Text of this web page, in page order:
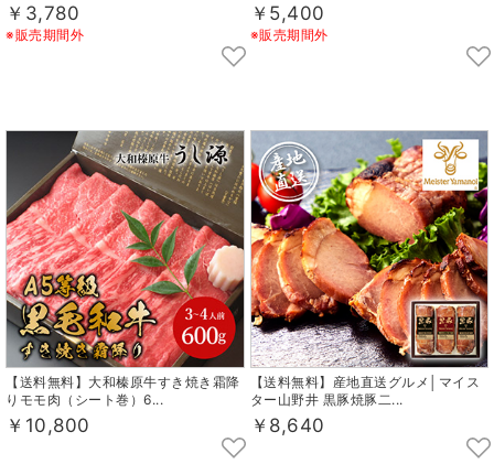
￥3,780
※販売期間外
￥5,400
※販売期間外
【送料無料】大和榛原牛すき焼き霜降
りモモ肉（シート巻）6...
￥10,800
【送料無料】産地直送グルメ│マイス
ター山野井 黒豚焼豚二...
￥8,640